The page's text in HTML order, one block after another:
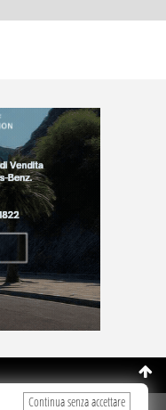
Continua senza accettare